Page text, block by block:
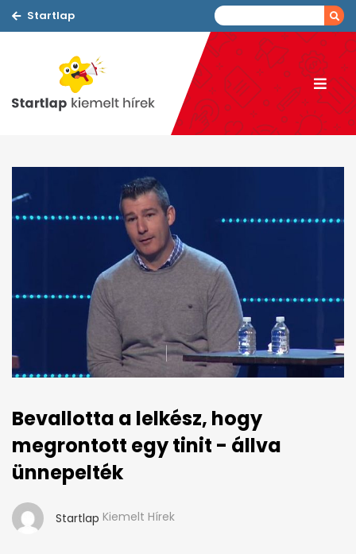
Startlap
Bevallotta a lelkész, hogy
megrontott egy tinit - állva
ünnepelték
Startlap Kiemelt Hírek